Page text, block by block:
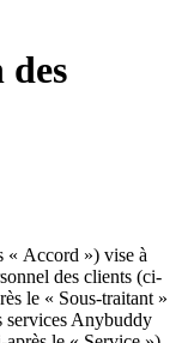
« Accord ») vise à
des clients (ci-
le « Sous-traitant »
Anybuddy